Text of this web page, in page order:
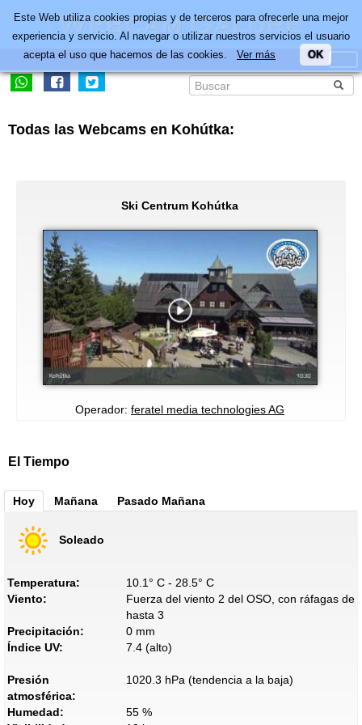
Todas las Webcams en Kohútka:
Ski Centrum Kohútka
Operador: feratel media technologies AG
El Tiempo
Hoy Mañana Pasado Mañana
Soleado
Temperatura:
10.1° C - 28.5° C
Viento:
Fuerza del viento 2 del OSO, con ráfagas de
hasta 3
Precipitación:
0 mm
Índice UV:
7.4 (alto)
Presión
atmosférica:
1020.3 hPa (tendencia a la baja)
Humedad:
55 %
Este Web utiliza cookies propias y de terceros para ofrecerle una mejor
experiencia y servicio. Al navegar o utilizar nuestros servicios el usuario
acepta el uso que hacemos de las cookies. Ver más OK